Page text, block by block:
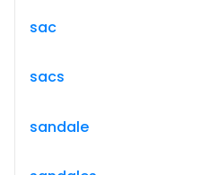
sac
sacs
sandale